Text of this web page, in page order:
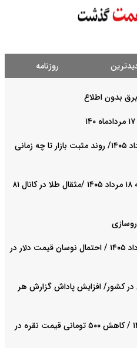
روزنامه
بدون اطلاع
پیش‌بینی بورس فردا یکشنبه ۱۸ مرداد ۱۴۰۵/ روند مثبت بازار تا چه زمانی
پیش‌ بینی قیمت طلا و سکه یکشنبه ۱۸ مرداد ۱۴۰۵ /مثقال طلا در کانال ۸۱
پیش ‌بینی قیمت دلار یکشنبه ۱۸ مرداد ۱۴۰۵ / احتمال نوسان قیمت دلار در
کشور/ افزایش پاداش گزارش هر
قیمت نقره امروز شنبه ۱۷ مرداد ۱۴۰۵ / کاهش ۵۰۰ تومانی قیمت نقره در